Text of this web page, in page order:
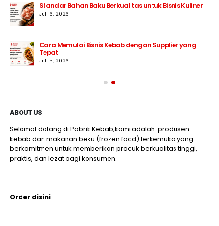
Standar Bahan Baku Berkualitas untuk Bisnis Kuliner
Juli 6, 2026
Cara Memulai Bisnis Kebab dengan Supplier yang
Tepat
Juli 5, 2026
ABOUT US
Selamat datang di Pabrik Kebab,kami adalah produsen
kebab dan makanan beku (frozen food) terkemuka yang
berkomitmen untuk memberikan produk berkualitas tinggi,
praktis, dan lezat bagi konsumen.
Order disini